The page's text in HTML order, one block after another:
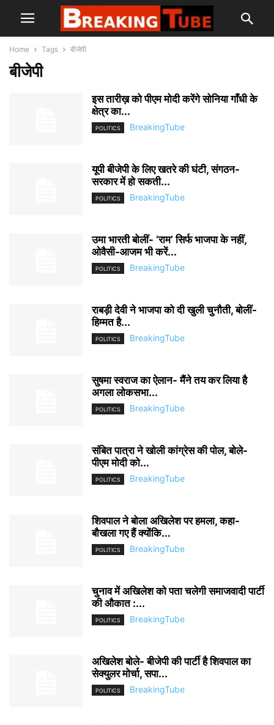
Home Tags बीजेपी
बीजेपी
इस तारीख़ को पीएम मोदी करेंगे सोनिया गाँधी के
क्षेत्र का...
POLITICS BreakingTube
यूपी बीजेपी के लिए खतरे की घंटी, संगठन-
सरकार में हो सकती...
POLITICS BreakingTube
उमा भारती बोलीं- ‘राम’ सिर्फ भाजपा के नहीं,
ओवैसी-आजम भी करें...
POLITICS BreakingTube
राबड़ी देवी ने भाजपा को दी खुली चुनौती, बोलीं-
हिम्मत है...
POLITICS BreakingTube
सुषमा स्वराज का ऐलान- मैंने तय कर लिया है
अगला लोकसभा...
POLITICS BreakingTube
संबित पात्रा ने खोली कांग्रेस की पोल, बोले-
पीएम मोदी को...
POLITICS BreakingTube
शिवपाल ने बोला अखिलेश पर हमला, कहा-
बौखला गए हैं क्योंकि...
POLITICS BreakingTube
चुनाव में अखिलेश को पता चलेगी समाजवादी पार्टी
की औकात :...
POLITICS BreakingTube
अखिलेश बोले- बीजेपी की पार्टी है शिवपाल का
सेक्युलर मोर्चा, सपा...
POLITICS BreakingTube